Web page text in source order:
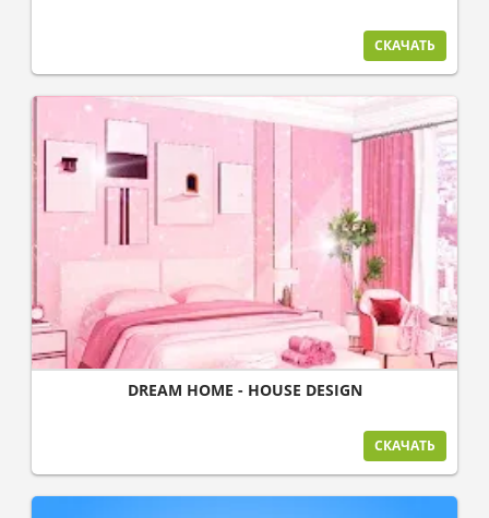
СКАЧАТЬ
DREAM HOME - HOUSE DESIGN
СКАЧАТЬ